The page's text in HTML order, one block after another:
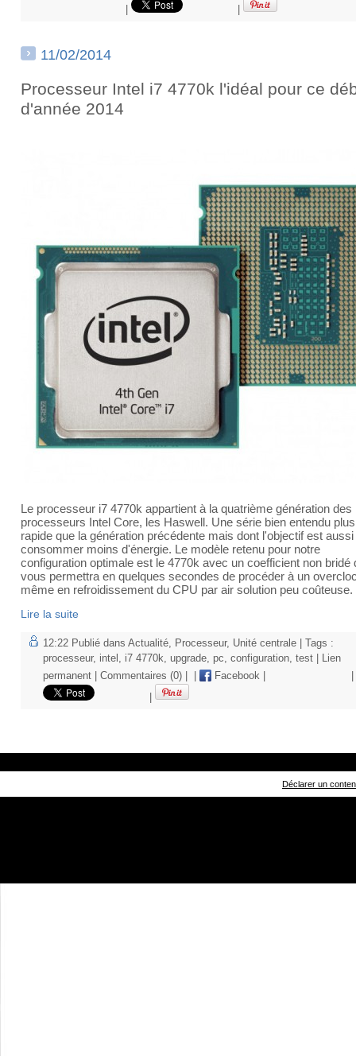
11/02/2014
Processeur Intel i7 4770k l'idéal pour ce
d'année 2014
Le processeur i7 4770k appartient à la quatrième génération des
processeurs Intel Core, les Haswell. Une série bien entendu plus
rapide que la génération précédente mais dont l'objectif est aussi
consommer moins d'énergie. Le modèle retenu pour notre
configuration optimale est le 4770k avec un coefficient non bridé
vous permettra en quelques secondes de procéder à un
même en refroidissement du CPU par air solution peu coûteuse.
Lire la suite
12:22 Publié dans Actualité Processeur, Unité centrale | Tags :
processeur, intel i7 4770k upgrade pc configuration test
Lien
permanent
Commentaires (0) Facebook
Déclarer un